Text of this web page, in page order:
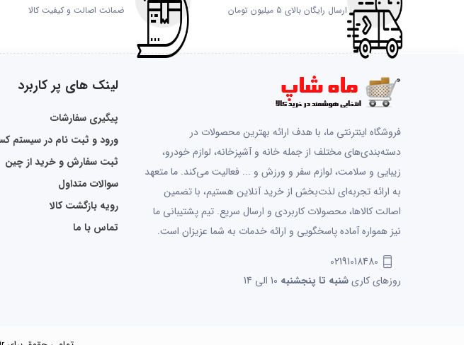
ارسال رایگان بالای 5 میلیون تومان ضمانت اصالت و کیفیت کالا
فروشگاه اینترنتی ما، با هدف ارائه بهترین محصولات در
دسته‌بندی‌های مختلف از جمله خانه و آشپزخانه، لوازم خودرو،
زیبایی و سلامت، لوازم سفر و ورزش و ... فعالیت می‌کند. ما متعهد
به ارائه تجربه‌ای لذت‌بخش از خرید آنلاین هستیم، با تضمین
اصالت کالاها، محصولات کاربردی و ارسال سریع. تیم پشتیبانی ما
نیز همواره آماده پاسخگویی و ارائه خدمات به شما عزیزان است.
02191018480
روزهای کاریشنبه تا پنجشنبه
لینک های پر کاربرد
پیگیری سفارشات
ورود و ثبت نام در سیستم
ثبت سفارش و خرید از چین
سوالات متداول
رویه بازگشت کالا
تماس با ما